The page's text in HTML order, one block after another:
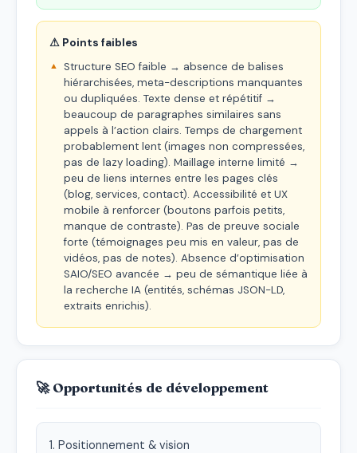
⚠ Points faibles
Structure SEO faible → absence de balises
hiérarchisées, meta-descriptions manquantes
ou dupliquées. Texte dense et répétitif →
beaucoup de paragraphes similaires sans
appels à l’action clairs. Temps de chargement
probablement lent (images non compressées,
pas de lazy loading). Maillage interne limité →
peu de liens internes entre les pages clés
(blog, services, contact). Accessibilité et UX
mobile à renforcer (boutons parfois petits,
manque de contraste). Pas de preuve sociale
forte (témoignages peu mis en valeur, pas de
vidéos, pas de notes). Absence d’optimisation
SAIO/SEO avancée → peu de sémantique liée à
la recherche IA (entités, schémas JSON-LD,
extraits enrichis).
🚀 Opportunités de développement
1. Positionnement & vision